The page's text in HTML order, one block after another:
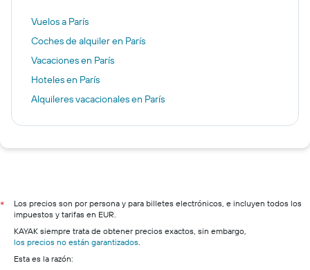
Vuelos a París
Coches de alquiler en París
Vacaciones en París
Hoteles en París
Alquileres vacacionales en París
*
Los precios son por persona y para billetes electrónicos, e incluyen todos los
impuestos y tarifas en EUR.
KAYAK siempre trata de obtener precios exactos, sin embargo,
los precios no están garantizados.
Esta es la razón: